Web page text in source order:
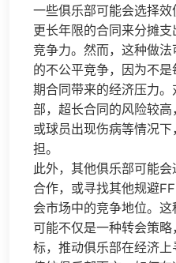
一些俱乐部可能会选择
更长年限的合同来分摊
竞争力。然而，这种做
的不公平竞争，因为不
期合同带来的经济压力
部，超长合同的风险较
或球员出现伤病等情况
担。
此外，其他俱乐部可能
合作，或寻找其他规避
会市场中的竞争地位。
可能不仅是一种转会策
标，推动俱乐部在经济